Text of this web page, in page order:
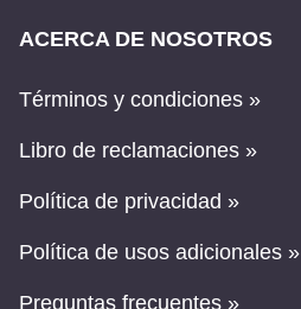
ACERCA DE NOSOTROS
Términos y condiciones »
Libro de reclamaciones »
Política de privacidad »
Política de usos adicionales »
Preguntas frecuentes »